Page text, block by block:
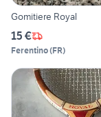
Gomitiere Royal
15 €
Ferentino(FR)